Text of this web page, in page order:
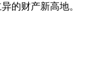
的财产新高地。